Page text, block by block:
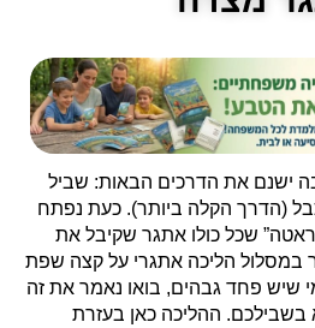
בה ישנם את הדרכים הבאות: שביל
(הדרך הקלה ביותר). כעת נפתח
שכל כולו אתגר שקיבל את
במסלול הליכה אתגרי על קצה שפת
שיש פחד גבהים, בואו נאמר את זה
בשבילכם. ההליכה כאן בעזרת